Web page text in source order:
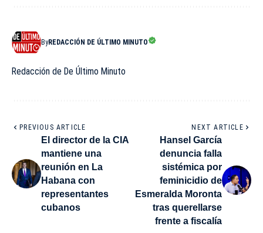
ByREDACCIÓN DE ÚLTIMO MINUTO
Redacción de De Último Minuto
PREVIOUS ARTICLE
El director de la CIA
mantiene una
reunión en La
Habana con
representantes
cubanos
NEXT ARTICLE
Hansel García
denuncia falla
sistémica por
feminicidio de
Esmeralda Moronta
tras querellarse
frente a fiscalía